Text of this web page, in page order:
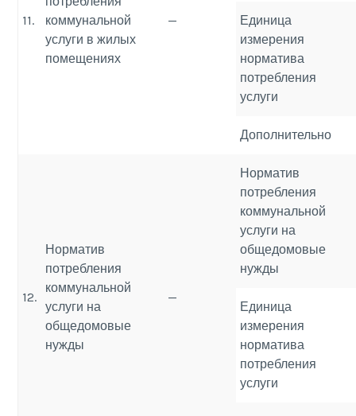
11.
коммунальной
услуги в жилых
помещениях
—
Единица
измерения
норматива
потребления
услуги
Дополнительно
12.
Норматив
потребления
коммунальной
услуги на
общедомовые
нужды
—
Норматив
потребления
коммунальной
услуги на
общедомовые
нужды
Единица
измерения
норматива
потребления
услуги